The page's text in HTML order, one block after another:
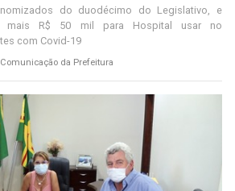
do duodécimo do Legislativo, e
mais R$ 50 mil para Hospital usar no
com Covid-19
da Prefeitura